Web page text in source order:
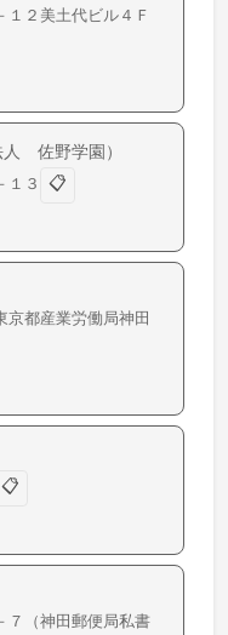
１２美土代ビル４Ｆ
佐野学園）
１３
📋
京都産業労働局神田
📋
７（神田郵便局私書